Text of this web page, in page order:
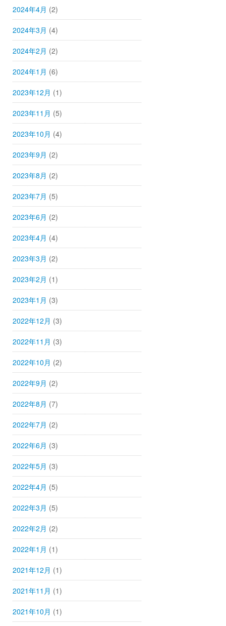
2024年4月 (2)
2024年3月 (4)
2024年2月 (2)
2024年1月 (6)
2023年12月 (1)
2023年11月 (5)
2023年10月 (4)
2023年9月 (2)
2023年8月 (2)
2023年7月 (5)
2023年6月 (2)
2023年4月 (4)
2023年3月 (2)
2023年2月 (1)
2023年1月 (3)
2022年12月 (3)
2022年11月 (3)
2022年10月 (2)
2022年9月 (2)
2022年8月 (7)
2022年7月 (2)
2022年6月 (3)
2022年5月 (3)
2022年4月 (5)
2022年3月 (5)
2022年2月 (2)
2022年1月 (1)
2021年12月 (1)
2021年11月 (1)
2021年10月 (1)